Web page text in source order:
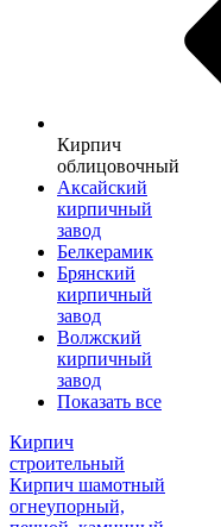
Кирпич
облицовочный
Аксайский
кирпичный
завод
Белкерамик
Брянский
кирпичный
завод
Волжский
кирпичный
завод
Показать все
Кирпич
строительный
Кирпич шамотный
огнеупорный,